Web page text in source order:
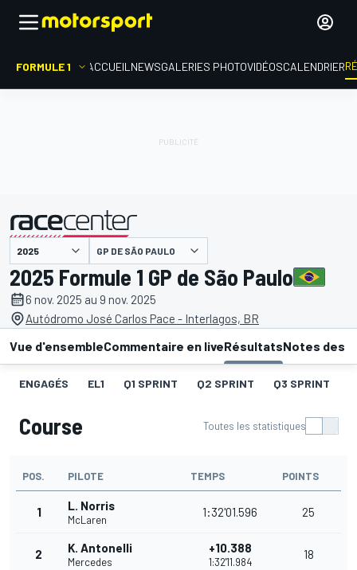
FORMULE 1 ACCUEIL NEWSGALERIES PHOTOVIDÉOSCALENDRIER
présenté par GP DE SÃO PAULO
2025 Formule 1 GP de São Paulo
6 nov. 2025 au 9 nov. 2025
Autódromo José Carlos Pace - Interlagos, BR
Vue d'ensembleCommentaire en liveRésultatsNotes des
ENGAGÉS EL1 Q1 SPRINT Q2 SPRINT Q3 SPRINT
Course Toutes les statistiques
POS. PILOTE TEMPS POINTS
1 L. Norris
McLaren
1:32'01.596 25
2 K. Antonelli
Mercedes
+10.388
1:32'11.984
18